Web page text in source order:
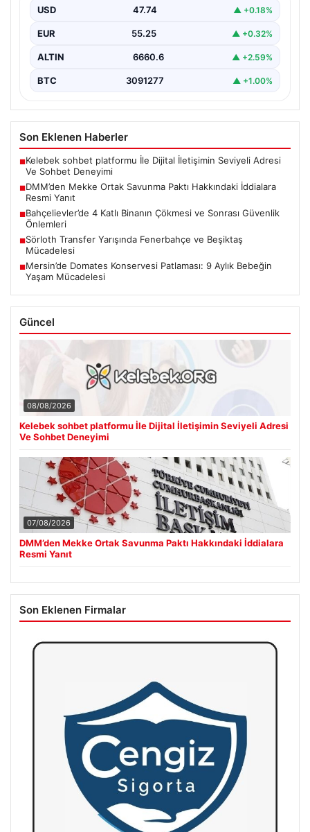
Suudi Arabistan ve Pakistan arasında imzalandığı
belirtilen Mekke Ortak…
USD 47.74 ▲ +0.18%
EUR 55.25 ▲ +0.32%
ALTIN 6660.6 ▲ +2.59%
BTC 3091277 ▲ +1.00%
Son Eklenen Haberler
■Kelebek sohbet platformu İle Dijital İletişimin Seviyeli Adresi
Ve Sohbet Deneyimi
■DMM’den Mekke Ortak Savunma Paktı Hakkındaki İddialara
Resmi Yanıt
■Bahçelievler’de 4 Katlı Binanın Çökmesi ve Sonrası Güvenlik
Önlemleri
■Sörloth Transfer Yarışında Fenerbahçe ve Beşiktaş
Mücadelesi
■Mersin’de Domates Konservesi Patlaması: 9 Aylık Bebeğin
Yaşam Mücadelesi
Güncel
08/08/2026
Kelebek sohbet platformu İle Dijital İletişimin Seviyeli Adresi
Ve Sohbet Deneyimi
07/08/2026
DMM’den Mekke Ortak Savunma Paktı Hakkındaki İddialara
Resmi Yanıt
Son Eklenen Firmalar